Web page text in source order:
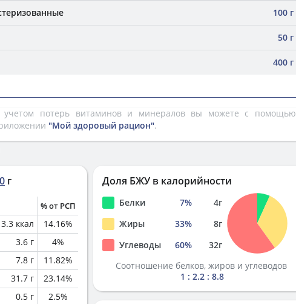
100 г
50 г
400 г
учетом потерь витаминов и минералов вы можете с помощью
"Мой здоровый рацион".
г
% от РСП
ккал 14.16%
3.6 г 4%
7.8 г 11.82%
31.7 г 23.14%
0.5 г 2.5%
Доля БЖУ в калорийности
Белки 7% 4г
Жиры
33% 8г
Углеводы
60% 32г
Соотношение белков, жиров и углеводов
1 : 2.2 : 8.8